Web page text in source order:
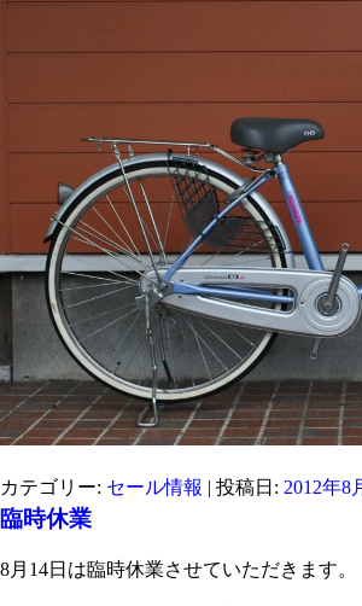
カテゴリー: セール情報 | 投稿日: 2012年8
臨時休業
8月14日は臨時休業させていただきます。